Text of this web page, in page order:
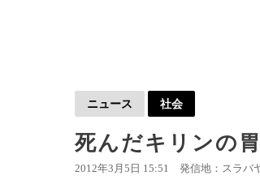
ニュース 社会
死んだキリンの
2012年3月5日 15:51 発信地：スラバ